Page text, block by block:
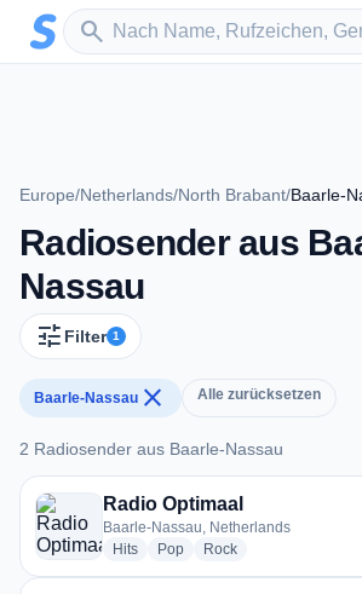
Zum Hauptinhalt springen
search
Sender suchen
Europe/Netherlands/North Brabant/Baarle-
Radiosender aus
Nassau
tune Filter 1
Baarle-Nassau close Alle zurücksetzen
2 Radiosender aus Baarle-Nassau
2 Radiosender aus Baarle-Nassau
Radio Optimaal
Baarle-Nassau, Netherlands
Hitsradio stations
Popradio stations
Rockradio stations